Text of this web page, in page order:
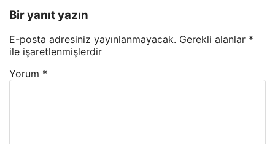
Bir yanıt yazın
E-posta adresiniz yayınlanmayacak. Gerekli alanlar *
ile işaretlenmişlerdir
Yorum *